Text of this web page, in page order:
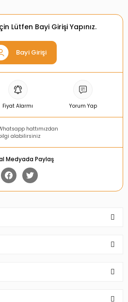
Lütfen Bayi Girişi Yapınız.
Bayi Girişi
Fiyat Alarmı Yorum Yap
hattımızdan
alabilirsiniz
Medyada Paylaş